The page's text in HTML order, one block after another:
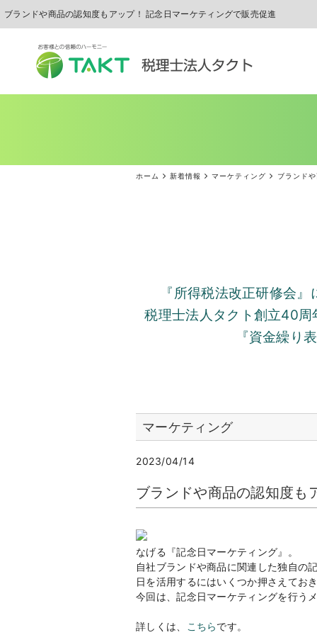
ブランドや商品の認知度もアップ！ 記念日マーケティングで販売促進
ホーム 新着情報 マーケティング ブランド
『所得税法改正研修会
税理士法人タクト創立40周
『資金繰り
マーケティング
2023/04/14
ブランドや商品の認知度も
なげる『記念日マーケティング』。
自社ブランドや商品に関連した独自の
日を活用するにはいくつか押さえてお
今回は、記念日マーケティングを行う
詳しくは、 こちらです。